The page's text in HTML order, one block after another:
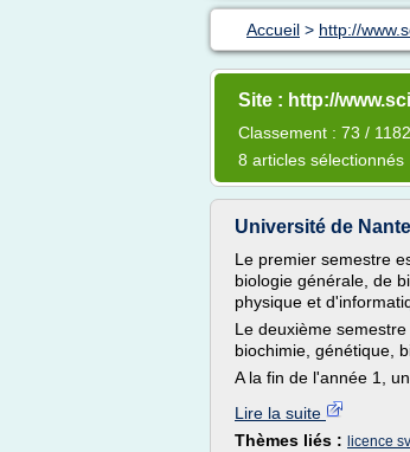
Accueil > http://
Site : http://
Classement : 73 / 1182
8 articles sélectionnés
Université de
Le premier semestre
biologie générale, de
physique et
Le deuxième
biochimie, génétique,
A la fin de l'année 1,
Lire la suite
Thèmes liés : licence